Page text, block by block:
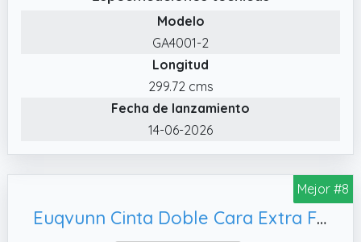
✔️ Removible y sin rastro: La cinta adhesiva
de doble cara se puede quitar fácilmente por
completo sin dañar la pared. Y no deja
residuos porque no hay pegamento
✔️ Cinta invisible: Esta cinta adhesiva
removible transparente no es tóxica, es
✔️ Alta ductilidad: La cinta de doble cara
tiene una fuerte fuerza de adhesión, puede
Modelo
GA4001-2
Longitud
299.72 cms
Fecha de lanzamiento
14-06-2026
Mejor #8
Euqvunn Cinta Doble Cara Extra Fuerte,0 cm × 1 mm)